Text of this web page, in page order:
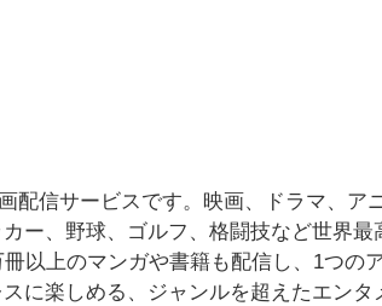
配信サービスです。映画、ドラマ、ア
ー、野球、ゴルフ、格闘技など世界
以上のマンガや書籍も配信し、1つの
に楽しめる、ジャンルを超えたエンタ